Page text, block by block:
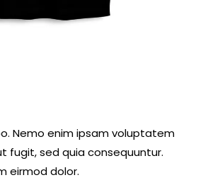
Nemo enim ipsam voluptatem
fugit, sed quia consequuntur.
eirmod dolor.